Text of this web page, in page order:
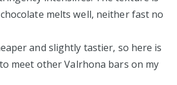
melts well, neither fast no
and slightly tastier, so here is
meet other Valrhona bars on my